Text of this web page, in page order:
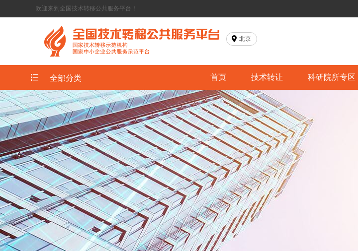
欢迎来到全国技术转移公共服务平台！
北京
全部分类 首页 技术转让 科研院所专区